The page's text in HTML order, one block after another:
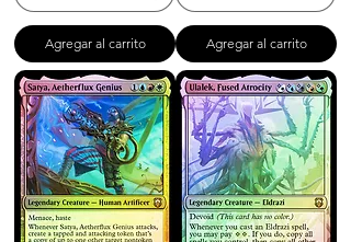
Agregar al carrito Agregar al carrito